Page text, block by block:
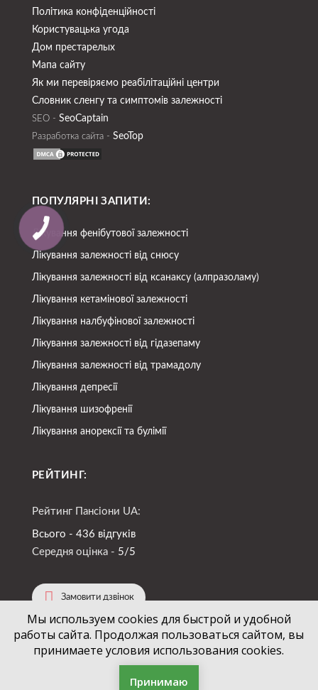
Політика конфіденційності
Користувацька угода
Дом престарелых
Мапа сайту
Як ми перевіряємо реабілітаційні центри
Словник сленгу та симптомів залежності
SEO - SeoСaptain
Разработка сайта - SeoTop
ПОПУЛЯРНІ ЗАПИТИ:
Лікування фенібутової залежності
Лікування залежності від снюсу
Лікування залежності від ксанаксу (алпразоламу)
Лікування кетамінової залежності
Лікування налбуфінової залежності
Лікування залежності від гідазепаму
Лікування залежності від трамадолу
Лікування депресії
Лікування шизофренії
Лікування анорексії та булімії
РЕЙТИНГ:
Рейтинг Пансіони UA:
Всього - 436 відгуків
Середня оцінка - 5/5
Замовити дзвінок
+38 (067) 724-94-88
Мы используем cookies для быстрой и удобной
работы сайта. Продолжая пользоваться сайтом, вы
принимаете условия использования cookies.
Принимаю